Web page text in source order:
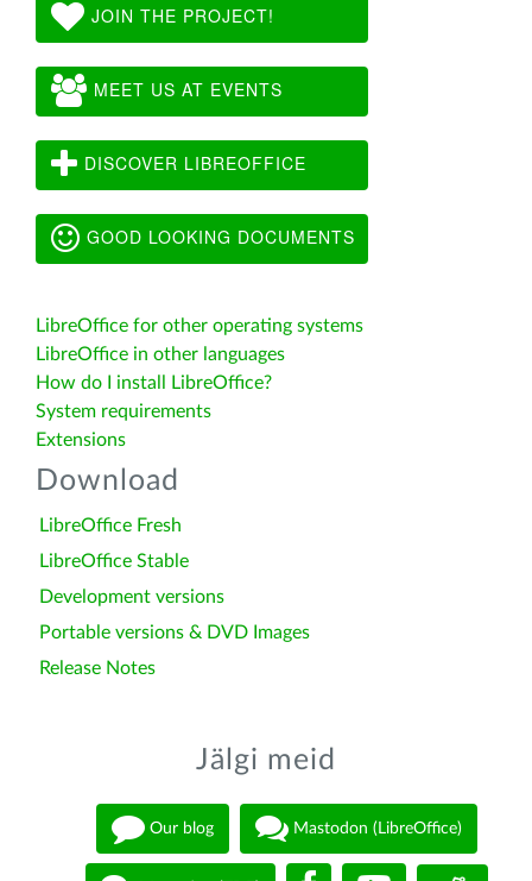
JOIN THE PROJECT!
MEET US AT EVENTS
DISCOVER LIBREOFFICE
GOOD LOOKING DOCUMENTS
LibreOffice for other operating systems
LibreOffice in other languages
How do I install LibreOffice?
System requirements
Extensions
Download
LibreOffice Fresh
LibreOffice Stable
Development versions
Portable versions & DVD Images
Release Notes
Jälgi meid
Our blog Mastodon (LibreOffice)